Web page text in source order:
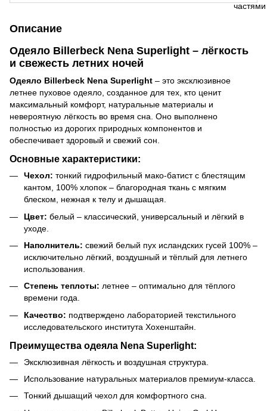
Описание
Одеяло Billerbeck Nena Superlight – лёгкость
и свежесть летних ночей
Одеяло Billerbeck Nena Superlight – это эксклюзивное
летнее пуховое одеяло, созданное для тех, кто ценит
максимальный комфорт, натуральные материалы и
невероятную лёгкость во время сна. Оно выполнено
полностью из дорогих природных компонентов и
обеспечивает здоровый и свежий сон.
Основные характеристики:
Чехол: тонкий гидрофильный мако-батист с блестящим
кантом, 100% хлопок – благородная ткань с мягким
блеском, нежная к телу и дышащая.
Цвет: белый – классический, универсальный и лёгкий в
уходе.
Наполнитель: свежий белый пух исландских гусей 100% –
исключительно лёгкий, воздушный и тёплый для летнего
использования.
Степень теплоты: летнее – оптимально для тёплого
времени года.
Качество: подтверждено лабораторией текстильного
исследовательского института Хохенштайн.
Преимущества одеяла Nena Superlight:
Эксклюзивная лёгкость и воздушная структура.
Использование натуральных материалов премиум-класса.
Тонкий дышащий чехол для комфортного сна.